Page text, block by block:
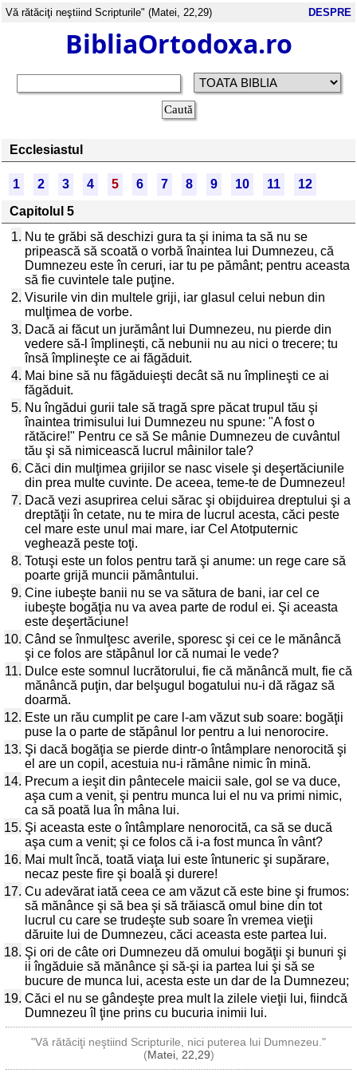
Vă rătăciţi neştiind Scripturile" (Matei, 22,29) DESPRE
BibliaOrtodoxa.ro
Ecclesiastul
1 2 3 4 5 6 7 8 9 10 11
12
Capitolul 5
1. Nu te grăbi să deschizi gura ta şi inima ta să nu se
pripească să scoată o vorbă înaintea lui Dumnezeu, că
Dumnezeu este în ceruri, iar tu pe pământ; pentru aceasta
să fie cuvintele tale puţine.
2. Visurile vin din multele griji, iar glasul celui nebun din
mulţimea de vorbe.
3. Dacă ai făcut un jurământ lui Dumnezeu, nu pierde din
vedere să-l împlineşti, că nebunii nu au nici o trecere; tu
însă împlineşte ce ai făgăduit.
4. Mai bine să nu făgăduieşti decât să nu împlineşti ce ai
făgăduit.
5. Nu îngădui gurii tale să tragă spre păcat trupul tău şi
înaintea trimisului lui Dumnezeu nu spune: "A fost o
rătăcire!" Pentru ce să Se mânie Dumnezeu de cuvântul
tău şi să nimicească lucrul mâinilor tale?
6. Căci din mulţimea grijilor se nasc visele şi deşertăciunile
din prea multe cuvinte. De aceea, teme-te de Dumnezeu!
7. Dacă vezi asuprirea celui sărac şi obijduirea dreptului şi a
dreptăţii în cetate, nu te mira de lucrul acesta, căci peste
cel mare este unul mai mare, iar Cel Atotputernic
veghează peste toţi.
8. Totuşi este un folos pentru tară şi anume: un rege care să
poarte grijă muncii pământului.
9. Cine iubeşte banii nu se va sătura de bani, iar cel ce
iubeşte bogăţia nu va avea parte de rodul ei. Şi aceasta
este deşertăciune!
10. Când se înmulţesc averile, sporesc şi cei ce le mănâncă
şi ce folos are stăpânul lor că numai le vede?
11. Dulce este somnul lucrătorului, fie că mănâncă mult, fie că
mănâncă puţin, dar belşugul bogatului nu-i dă răgaz să
doarmă.
12. Este un rău cumplit pe care l-am văzut sub soare: bogăţii
puse la o parte de stăpânul lor pentru a lui nenorocire.
13. Şi dacă bogăţia se pierde dintr-o întâmplare nenorocită şi
el are un copil, acestuia nu-i rămâne nimic în mină.
14. Precum a ieşit din pântecele maicii sale, gol se va duce,
aşa cum a venit, şi pentru munca lui el nu va primi nimic,
ca să poată lua în mâna lui.
15. Şi aceasta este o întâmplare nenorocită, ca să se ducă
aşa cum a venit; şi ce folos că i-a fost munca în vânt?
16. Mai mult încă, toată viaţa lui este întuneric şi supărare,
necaz peste fire şi boală şi durere!
17. Cu adevărat iată ceea ce am văzut că este bine şi frumos:
să mănânce şi să bea şi să trăiască omul bine din tot
lucrul cu care se trudeşte sub soare în vremea vieţii
dăruite lui de Dumnezeu, căci aceasta este partea lui.
18. Şi ori de câte ori Dumnezeu dă omului bogăţii şi bunuri şi
ii îngăduie să mănânce şi să-şi ia partea lui şi să se
bucure de munca lui, acesta este un dar de la Dumnezeu;
19. Căci el nu se gândeşte prea mult la zilele vieţii lui, fiindcă
Dumnezeu îl ţine prins cu bucuria inimii lui.
"Vă rătăciţi neştiind Scripturile, nici puterea lui Dumnezeu."
(Matei, 22,29)